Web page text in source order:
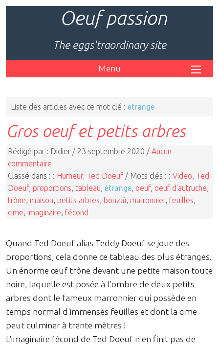
Oeuf passion
The eggs'traordinary site
Menu
Liste des articles avec ce mot clé : etrange
Gros oeuf et petits arbres
Rédigé par : Didier / 23 septembre 2020 / Aucun
commentaire
Classé dans : : Humeur, Ted Doeuf / Mots clés : : Video Ted
Doeuf, proportions tableau étrange oeuf, oeuf d'autruche
trône maison petits arbres bonzaï marronnier, feuilles
cime imaginaire fécond
Quand Ted Doeuf alias Teddy Doeuf se joue des
proportions, cela donne ce tableau des plus étranges.
Un énorme œuf trône devant une petite maison toute
noire, laquelle est posée à l'ombre de deux petits
arbres dont le fameux marronnier qui possède en
temps normal d'immenses feuilles et dont la cime
peut culminer à trente mètres !
L'imaginaire fécond de Ted Doeuf n'en finit pas de